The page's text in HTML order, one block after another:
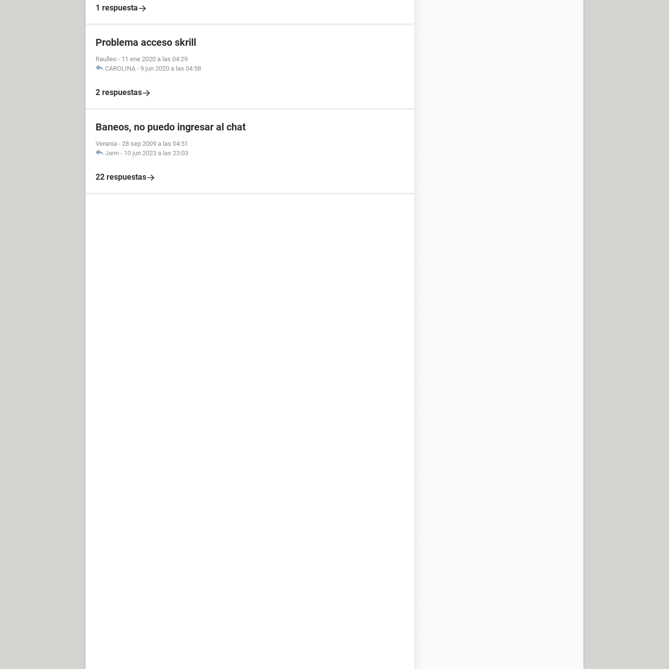
1 respuesta
Problema acceso skrill
Raulleo - 11 ene 2020 a las 04:29
CAROLINA - 9 jun 2020 a las 04:58
2 respuestas
Baneos, no puedo ingresar al chat
Verania - 28 sep 2009 a las 04:51
Jann - 10 jun 2023 a las 23:03
22 respuestas